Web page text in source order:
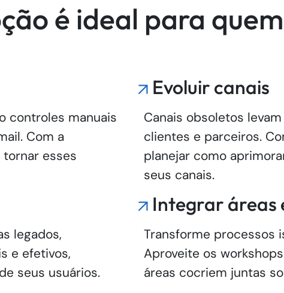
é ideal para
controles manuais
Com a
esses
Evoluir canais
Canais obsoletos
clientes e parceiros.
planejar como
seus canais.
legados,
e efetivos,
seus usuários.
Integrar áreas
Transforme processos
Aproveite os
áreas cocriem juntas